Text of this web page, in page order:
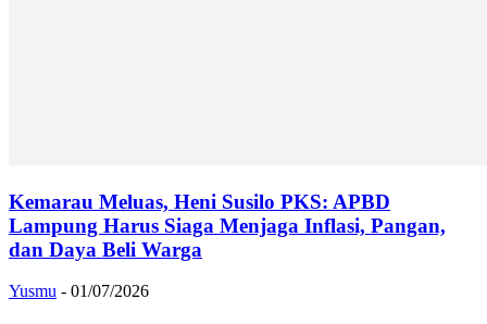
Kemarau Meluas, Heni Susilo PKS: APBD
Lampung Harus Siaga Menjaga Inflasi, Pangan,
dan Daya Beli Warga
Yusmu - 01/07/2026